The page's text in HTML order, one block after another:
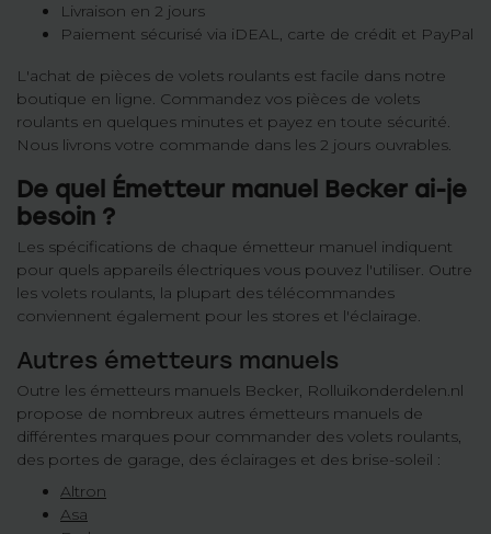
Livraison en 2 jours
Paiement sécurisé via iDEAL, carte de crédit et PayPal
L'achat de pièces de volets roulants est facile dans notre
boutique en ligne. Commandez vos pièces de volets
roulants en quelques minutes et payez en toute sécurité.
Nous livrons votre commande dans les 2 jours ouvrables.
De quel Émetteur manuel Becker ai-je
besoin ?
Les spécifications de chaque émetteur manuel indiquent
pour quels appareils électriques vous pouvez l'utiliser. Outre
les volets roulants, la plupart des télécommandes
conviennent également pour les stores et l'éclairage.
Autres émetteurs manuels
Outre les émetteurs manuels Becker, Rolluikonderdelen.nl
propose de nombreux autres émetteurs manuels de
différentes marques pour commander des volets roulants,
des portes de garage, des éclairages et des brise-soleil :
Altron
Asa